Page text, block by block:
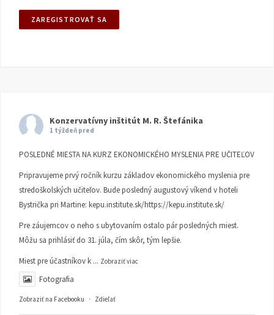
Konzervatívny inštitút M. R. Štefánika
1 týždeň pred
POSLEDNÉ MIESTA NA KURZ EKONOMICKÉHO MYSLENIA PRE UČITEĽOV
Pripravujeme prvý ročník kurzu základov ekonomického myslenia pre
stredoškolských učiteľov. Bude posledný augustový víkend v hoteli
Bystrička pri Martine: kepu.institute.sk/https://kepu.institute.sk/
Pre záujemcov o neho s ubytovaním ostalo pár posledných miest.
Môžu sa prihlásiť do 31. júla, čím skôr, tým lepšie.
Miest pre účastníkov k ... Zobraziť viac
Fotografia
Zobraziť na Facebooku · Zdieľať